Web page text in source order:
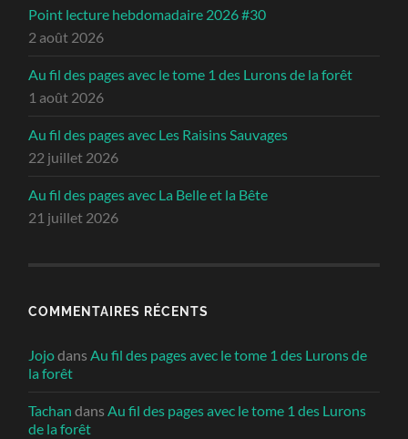
Point lecture hebdomadaire 2026 #30
2 août 2026
Au fil des pages avec le tome 1 des Lurons de la forêt
1 août 2026
Au fil des pages avec Les Raisins Sauvages
22 juillet 2026
Au fil des pages avec La Belle et la Bête
21 juillet 2026
COMMENTAIRES RÉCENTS
JojodansAu fil des pages avec le tome 1 des Lurons de
la forêt
Tachan dansAu fil des pages avec le tome 1 des Lurons
de la forêt